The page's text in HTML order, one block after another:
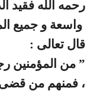
رحمه الله فقيد
واسعة و جميع
قال تعالى :
” من المؤمنين
، فمنهم من قضى